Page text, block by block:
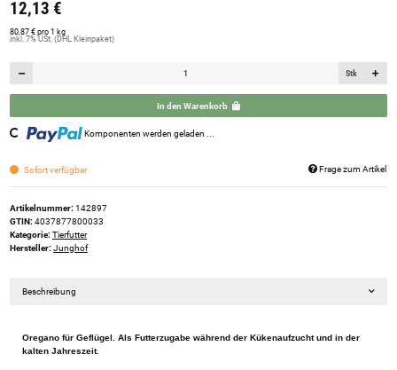
12,13 €
80,87 € pro 1 kg
inkl. 7% USt. (DHL Kleinpaket)
Stk
In den Warenkorb
Loading... Komponenten werden geladen ...
Sofort verfügbar Frage zum Artikel
Artikelnummer: 142897
GTIN: 4037877800033
Kategorie: Tierfutter
Hersteller: Junghof
Beschreibung
Oregano für Geflügel. Als Futterzugabe während der Kükenaufzucht und in der
kalten Jahreszeit.